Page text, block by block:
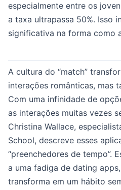
especialmente entre os
a taxa ultrapassa 50%. Isso
significativa na forma como
A cultura do “match”
interações românticas, mas
Com uma infinidade de
as interações muitas vezes
Christina Wallace,
School, descreve esses
“preenchedores de tempo”.
a uma fadiga de dating
transforma em um hábito